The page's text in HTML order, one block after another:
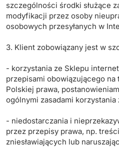
szczególności środki służące
modyfikacji przez osoby
osobowych przesyłanych w
3. Klient zobowiązany jest w
- korzystania ze Sklepu
przepisami obowiązującego
Polskiej prawa,
ogólnymi zasadami
- niedostarczania i
przez przepisy prawa, np.
zniesławiających lub